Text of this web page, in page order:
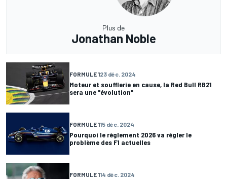
Plus de
Jonathan Noble
FORMULE 123 déc. 2024
Moteur et soufflerie en cause, la Red Bull RB21
sera une "évolution"
FORMULE 115 déc. 2024
Pourquoi le règlement 2026 va régler le
problème des F1 actuelles
FORMULE 114 déc. 2024